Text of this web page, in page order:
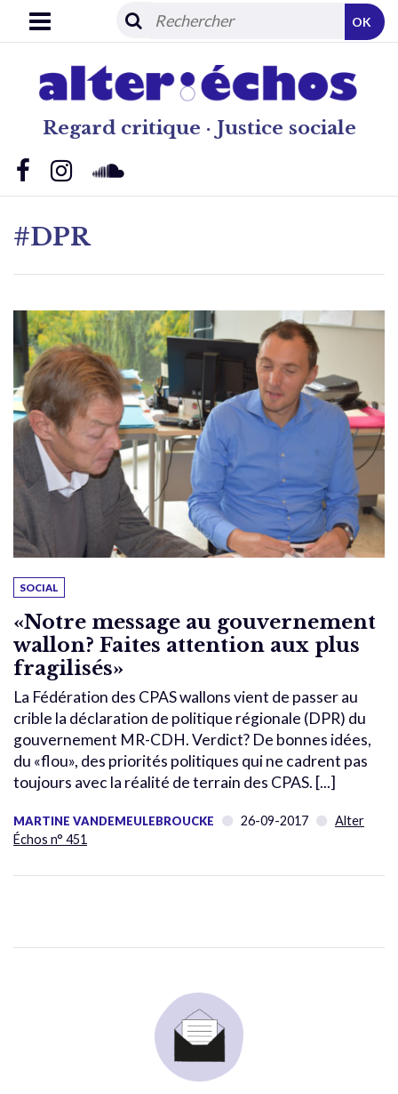
Regard critique · Justice sociale
OK
#DPR
SOCIAL
«Notre message au gouvernement
wallon? Faites attention aux plus
fragilisés»
La Fédération des CPAS wallons vient de passer au
crible la déclaration de politique régionale (DPR) du
gouvernement MR-CDH. Verdict? De bonnes idées,
du «flou», des priorités politiques qui ne cadrent pas
toujours avec la réalité de terrain des CPAS. [...]
MARTINE VANDEMEULEBROUCKE 26-09-2017
Alter
Échos n° 451